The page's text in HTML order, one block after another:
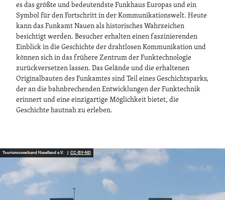
es das größte und bedeutendste Funkhaus Europas und ein
Symbol für den Fortschritt in der Kommunikationswelt. Heute
kann das Funkamt Nauen als historisches Wahrzeichen
besichtigt werden. Besucher erhalten einen faszinierenden
Einblick in die Geschichte der drahtlosen Kommunikation und
können sich in das frühere Zentrum der Funktechnologie
zurückversetzen lassen. Das Gelände und die erhaltenen
Originalbauten des Funkamtes sind Teil eines Geschichtsparks,
der an die bahnbrechenden Entwicklungen der Funktechnik
erinnert und eine einzigartige Möglichkeit bietet, die
Geschichte hautnah zu erleben.
Tourismusverband Havelland e.V. | CC-BY-ND